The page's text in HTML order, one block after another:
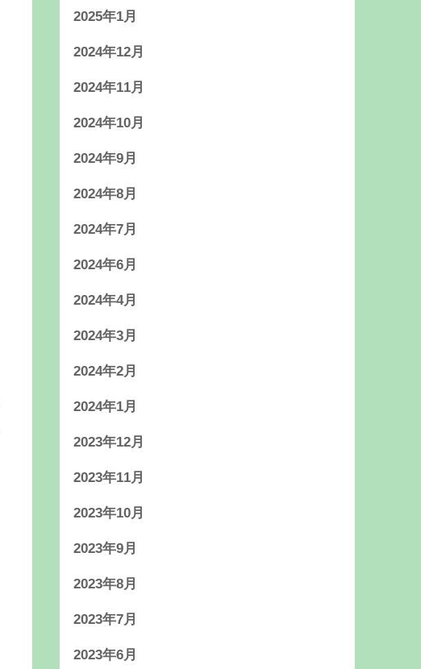
2025年1月
2024年12月
2024年11月
2024年10月
2024年9月
2024年8月
2024年7月
2024年6月
2024年4月
2024年3月
2024年2月
2024年1月
2023年12月
2023年11月
2023年10月
2023年9月
2023年8月
2023年7月
2023年6月